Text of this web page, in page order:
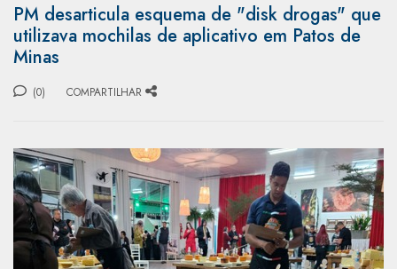
PM desarticula esquema de "disk drogas" que
utilizava mochilas de aplicativo em Patos de
Minas
(0) COMPARTILHAR